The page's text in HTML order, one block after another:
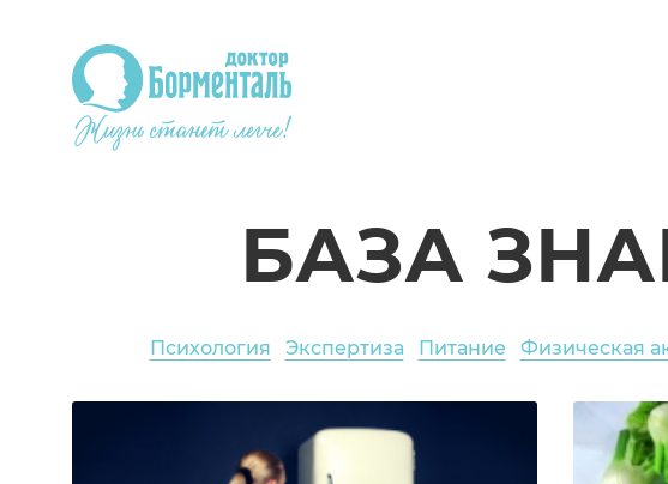
БАЗА
Психология Экспертиза Питание Физическая